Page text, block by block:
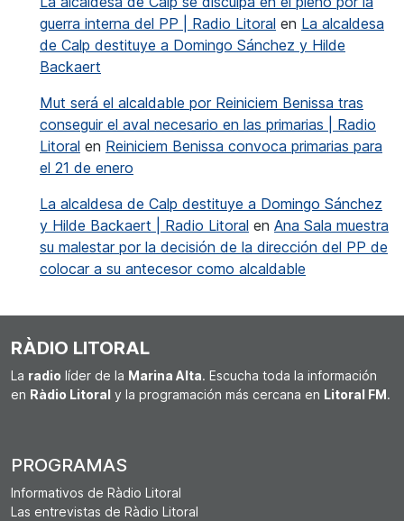
guerra interna del PP | Radio Litoral en La alcaldesa
de Calp destituye a Domingo Sánchez y Hilde
Backaert
Mut será el alcaldable por Reiniciem Benissa tras
conseguir el aval necesario en las primarias | Radio
Litoral en Reiniciem Benissa convoca primarias para
el 21 de enero
La alcaldesa de Calp destituye a Domingo Sánchez
y Hilde Backaert | Radio Litoral en Ana Sala muestra
su malestar por la decisión de la dirección del PP de
colocar a su antecesor como alcaldable
RÀDIO LITORAL
La radio líder de la Marina Alta. Escucha toda la información
en Ràdio Litoral y la programación más cercana en Litoral FM .
PROGRAMAS
Informativos de Ràdio Litoral
Las entrevistas de Ràdio Litoral